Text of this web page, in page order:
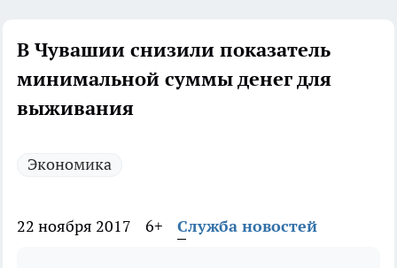
В Чувашии снизили показатель
минимальной суммы денег для
выживания
Экономика
22 ноября 2017 6+ Служба новостей